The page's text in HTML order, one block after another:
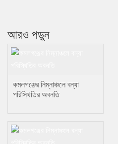
আরও পড়ুন
কমলগঞ্জের নিম্নাঞ্চলে বন্যা
পরিস্থিতির অবনতি